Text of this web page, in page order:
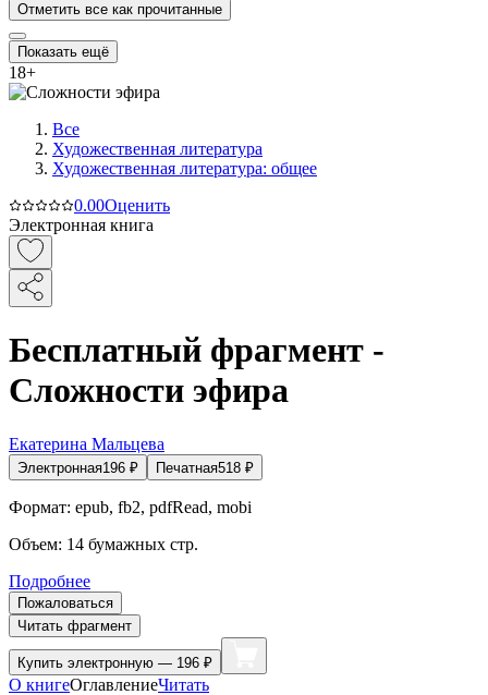
Отметить все как прочитанные
Показать ещё
18+
Все
Художественная литература
Художественная литература: общее
0.00Оценить
Электронная книга
Бесплатный фрагмент -
Сложности эфира
Екатерина Мальцева
Электронная196 ₽ Печатная518 ₽
Формат: epub, fb2, pdfRead, mobi
Объем: 14 бумажных стр.
Подробнее
Пожаловаться
Читать фрагмент
Купить электронную — 196 ₽
О книгеОглавлениеЧитать